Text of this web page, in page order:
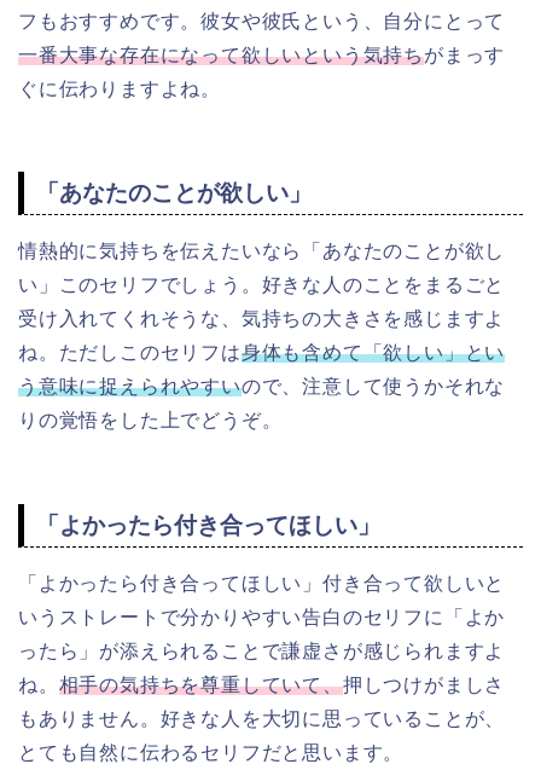
フもおすすめです。彼女や彼氏という、自分にとって
一番大事な存在になって欲しいという気持ちがまっす
ぐに伝わりますよね。
「あなたのことが欲しい」
情熱的に気持ちを伝えたいなら「あなたのことが欲し
い」このセリフでしょう。好きな人のことをまるごと
受け入れてくれそうな、気持ちの大きさを感じますよ
ね。ただしこのセリフは身体も含めて「欲しい」とい
う意味に捉えられやすいので、注意して使うかそれな
りの覚悟をした上でどうぞ。
「よかったら付き合ってほしい」
「よかったら付き合ってほしい」付き合って欲しいと
いうストレートで分かりやすい告白のセリフに「よか
ったら」が添えられることで謙虚さが感じられますよ
ね。 相手の気持ちを尊重していて、押しつけがましさ
もありません。好きな人を大切に思っていることが、
とても自然に伝わるセリフだと思います。